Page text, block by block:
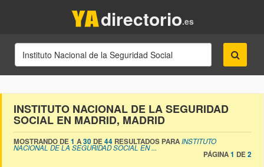
.es
directorio
INSTITUTO NACIONAL DE LA SEGURIDAD
SOCIAL EN MADRID, MADRID
MOSTRANDO DE1 A30 DE44 RESULTADOS PARAINSTITUTO
NACIONAL DE LA SEGURIDAD SOCIAL EN ...
PÁGINA1 DE2